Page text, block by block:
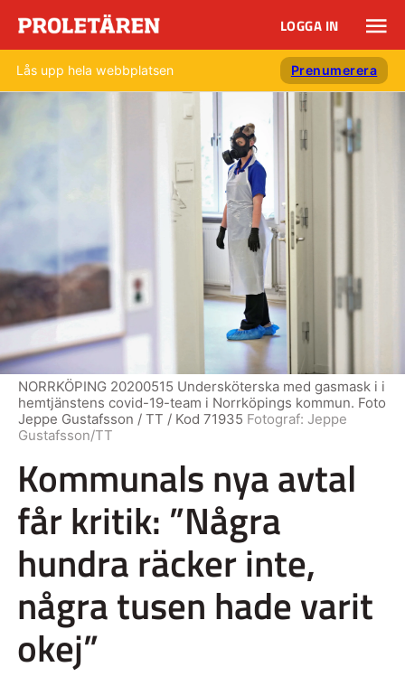
LOGGA IN
Lås upp hela webbplatsen Prenumerera
Kommunals nya avtal
får kritik: ”Några
hundra räcker inte,
några tusen hade varit
okej”
NORRKÖPING 20200515 Undersköterska med gasmask i i
hemtjänstens covid-19-team i Norrköpings kommun. Foto
Jeppe Gustafsson / TT / Kod 71935 Fotograf: Jeppe
Gustafsson/TT